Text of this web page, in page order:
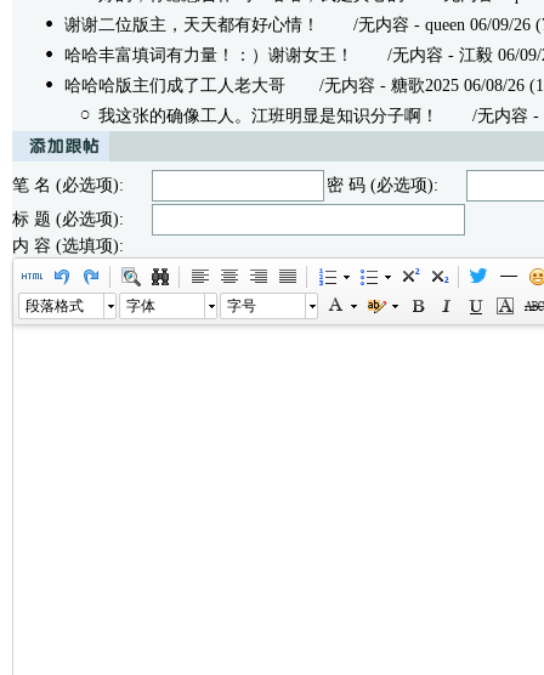
谢谢二位版主，天天都有好心情！
/无内容 - queen 06/09/26
哈哈丰富填词有力量！：）谢谢女王！
/无内容 - 江毅 06/09/
哈哈哈版主们成了工人老大哥 /无内容 - 糖歌2025 06/08/26
我这张的确像工人。江班明显是知识分子啊！
/无内容 -
笔 名 (必选项):
密 码 (必选项):
标 题 (必选项):
内 容 (选填项):
段落格式 字体 字号